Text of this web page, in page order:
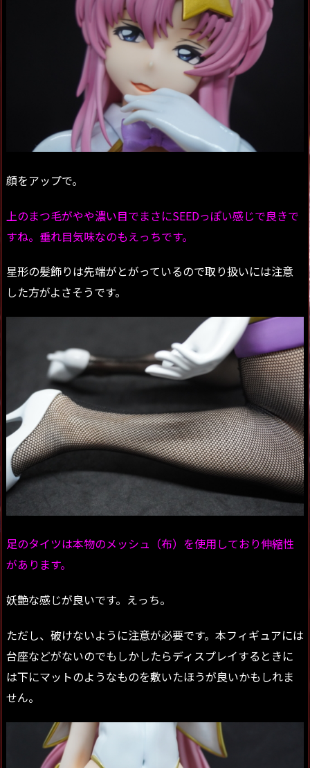
顔をアップで。
上のまつ毛がやや濃い目でまさにSEEDっぽい感じで良きで
すね。垂れ目気味なのもえっちです。
星形の髪飾りは先端がとがっているので取り扱いには注意
した方がよさそうです。
足のタイツは本物のメッシュ（布）を使用しており伸縮性
があります。
妖艶な感じが良いです。えっち。
ただし、破けないように注意が必要です。本フィギュアには
台座などがないのでもしかしたらディスプレイするときに
は下にマットのようなものを敷いたほうが良いかもしれま
せん。